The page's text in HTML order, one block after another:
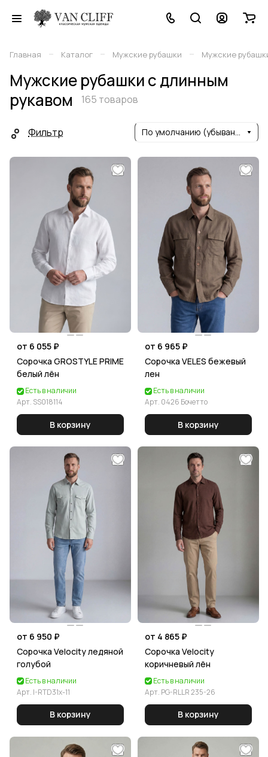
Главная – Каталог – Мужские рубашки – Мужские
Мужские рубашки с длинным
рукавом
165 товаров
Фильтр По умолчанию (убывание)
от 6 055 ₽
Сорочка GROSTYLE PRIME
белый лён
Есть в наличии
Арт. SS018114
В корзину
от 6 965 ₽
Сорочка VELES бежевый
лен
Есть в наличии
Арт. 0426 Бочетто
В корзину
от 6 950 ₽
Сорочка Velocity ледяной
голубой
Есть в наличии
Арт. I-RTD31x-11
В корзину
от 4 865 ₽
Сорочка Velocity
коричневый лён
Есть в наличии
Арт. PG-RLLR 235-26
В корзину